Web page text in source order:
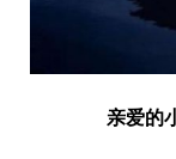
亲爱的